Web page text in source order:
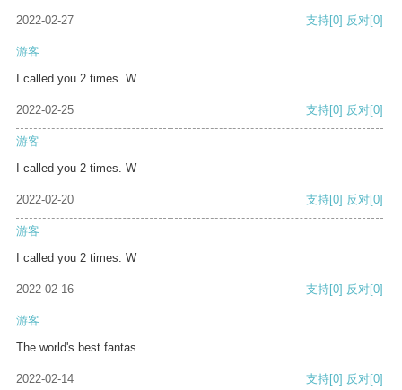
2022-02-27 支持[0] 反对[0]
游客
I called you 2 times. W
2022-02-25 支持[0] 反对[0]
游客
I called you 2 times. W
2022-02-20 支持[0] 反对[0]
游客
I called you 2 times. W
2022-02-16 支持[0] 反对[0]
游客
The world's best fantas
2022-02-14 支持[0] 反对[0]